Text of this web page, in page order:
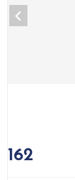
162